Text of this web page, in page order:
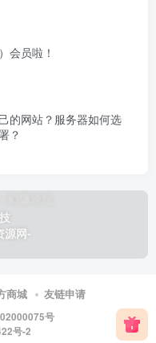
会员啦！
的网站？服务器如何选
？
源网-
商城 友链申请
号
号-2